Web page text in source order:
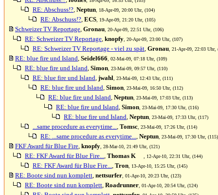
RE: Abschuss!?, Neptun , 18-Apr-09, 20:00 Uhr, (104)
RE: Abschuss!?, ECS , 19-Apr-09, 21:20 Uhr, (105)
Schweizer TV Reportage, Gronau , 20-Apr-09, 22:51 Uhr, (106)
RE: Schweizer TV Reportage, knopfy , 20-Apr-09, 23:00 Uhr, (107)
RE: Schweizer TV Reportage - viel zu spät, Gronau , 21-Apr-09, 22:03 Uhr,
RE: blue fire und Island, Seidel666 , 02-Mai-09, 07:18 Uhr, (109)
RE: blue fire und Island, Simon , 23-Mai-09, 09:57 Uhr, (110)
RE: blue fire und Island, jwahl , 23-Mai-09, 12:43 Uhr, (111)
RE: blue fire und Island, Simon , 23-Mai-09, 16:50 Uhr, (112)
RE: blue fire und Island, Neptun , 23-Mai-09, 17:03 Uhr, (113)
RE: blue fire und Island, Simon , 23-Mai-09, 17:30 Uhr, (116)
RE: blue fire und Island, Neptun , 23-Mai-09, 17:33 Uhr, (117)
...same procedure as everytime..., Tomsc , 23-Mai-09, 17:26 Uhr, (114)
RE: ...same procedure as everytime..., Neptun , 23-Mai-09, 17:30 Uhr, (115)
FKF Award für Blue Fire, knopfy , 28-Mar-10, 21:49 Uhr, (121)
RE: FKF Award für Blue Fire..., Thomas K , 12-Apr-10, 22:31 Uhr, (144)
RE: FKF Award für Blue Fire..., Tron , 13-Apr-10, 15:25 Uhr, (145)
RE: Boote sind nun komplett, nettsurfer , 01-Apr-10, 20:23 Uhr, (123)
RE: Boote sind nun komplett, Roadrunner , 01-Apr-10, 20:54 Uhr, (124)